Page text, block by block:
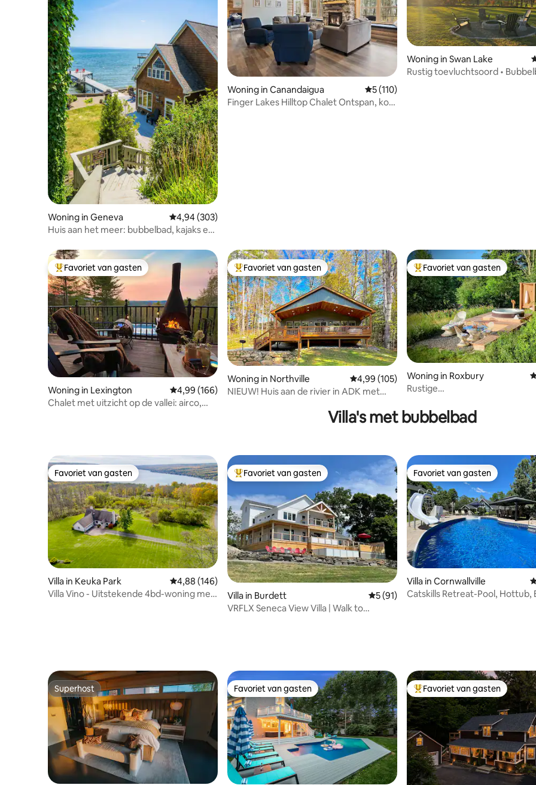
Woning in Geneva Gemiddelde beoordeling van 4,94 op 5, 303 recensies
4,94 (303)
Huis aan het meer: bubbelbad, kajaks en
Woning in Canandaigua Gemiddelde beoordeling van 5 op 5, 110
5 (110)
Finger Lakes Hilltop Chalet Ontspan, kom
Woning in Swan Lake
Rustig toevluchtsoord •
Topfavoriet van gasten
Favoriet van gasten
Woning in Lexington Gemiddelde beoordeling van 4,99 op 5, 166 recensies
4,99 (166)
Chalet met uitzicht op de vallei: airco,
Topfavoriet van gasten
Favoriet van gasten
Woning in Northville Gemiddelde beoordeling van 4,99 op 5, 105
4,99 (105)
NIEUW! Huis aan de rivier in ADK met
Topfavoriet van gasten
Favoriet van gasten
Woning in Roxbury
Rustige
Porch
Villa's met bubbelbad
Favoriet van gasten
Favoriet van gasten
Villa in Keuka Park Gemiddelde beoordeling van 4,88 op 5, 146 recensies
4,88 (146)
Villa Vino - Uitstekende 4bd-woning met
Topfavoriet van gasten
Favoriet van gasten
Villa in Burdett Gemiddelde beoordeling van 5 op 5, 91
5 (91)
VRFLX Seneca View Villa | Walk to
Favoriet van gasten
Favoriet van gasten
Villa in Cornwallville
Catskills Retreat-Pool, Hottub,
Superhost
Superhost Favoriet van gasten
Favoriet van gasten Topfavoriet van gasten
Favoriet van gasten